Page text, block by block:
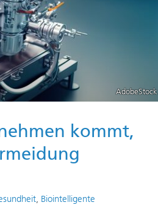
AdobeStock
kommt,
, Biointelligente